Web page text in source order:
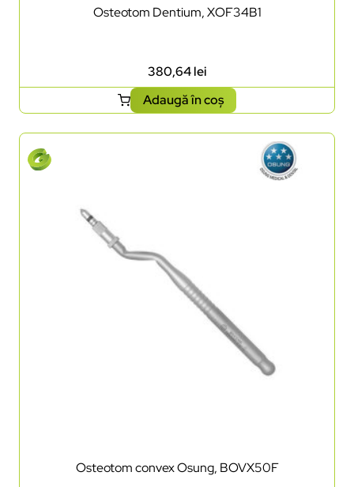
Osteotom Dentium, XOF34B1
380,64lei
Adaugă în coș
Osteotom convex Osung, BOVX50F